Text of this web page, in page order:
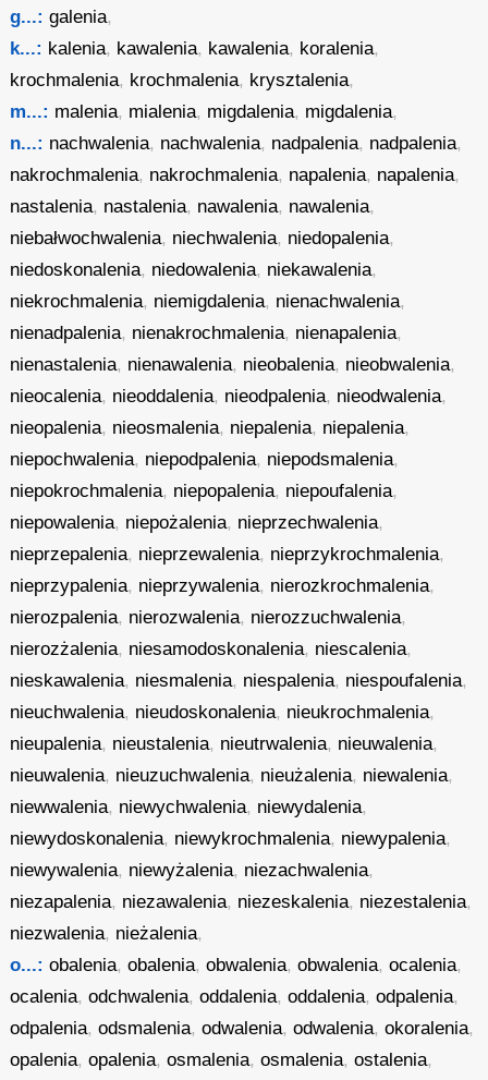
g...: galenia,
k...: kalenia, kawalenia, kawalenia, koralenia,
krochmalenia, krochmalenia, krysztalenia,
m...: malenia, mialenia, migdalenia, migdalenia,
n...: nachwalenia, nachwalenia, nadpalenia, nadpalenia,
nakrochmalenia, nakrochmalenia, napalenia, napalenia,
nastalenia, nastalenia, nawalenia, nawalenia,
niebałwochwalenia, niechwalenia, niedopalenia,
niedoskonalenia, niedowalenia, niekawalenia,
niekrochmalenia, niemigdalenia, nienachwalenia,
nienadpalenia, nienakrochmalenia, nienapalenia,
nienastalenia, nienawalenia, nieobalenia, nieobwalenia,
nieocalenia, nieoddalenia, nieodpalenia, nieodwalenia,
nieopalenia, nieosmalenia, niepalenia, niepalenia,
niepochwalenia, niepodpalenia, niepodsmalenia,
niepokrochmalenia, niepopalenia, niepoufalenia,
niepowalenia, niepożalenia, nieprzechwalenia,
nieprzepalenia, nieprzewalenia, nieprzykrochmalenia,
nieprzypalenia, nieprzywalenia, nierozkrochmalenia,
nierozpalenia, nierozwalenia, nierozzuchwalenia,
nierozżalenia, niesamodoskonalenia, niescalenia,
nieskawalenia, niesmalenia, niespalenia, niespoufalenia,
nieuchwalenia, nieudoskonalenia, nieukrochmalenia,
nieupalenia, nieustalenia, nieutrwalenia, nieuwalenia,
nieuwalenia, nieuzuchwalenia, nieużalenia, niewalenia,
niewwalenia, niewychwalenia, niewydalenia,
niewydoskonalenia, niewykrochmalenia, niewypalenia,
niewywalenia, niewyżalenia, niezachwalenia,
niezapalenia, niezawalenia, niezeskalenia, niezestalenia,
niezwalenia, nieżalenia,
o...: obalenia,obalenia,obwalenia,obwalenia,ocalenia,
ocalenia,odchwalenia,oddalenia,oddalenia,odpalenia,
odpalenia,odsmalenia,odwalenia,odwalenia,okoralenia,
opalenia,opalenia,osmalenia,osmalenia,ostalenia,